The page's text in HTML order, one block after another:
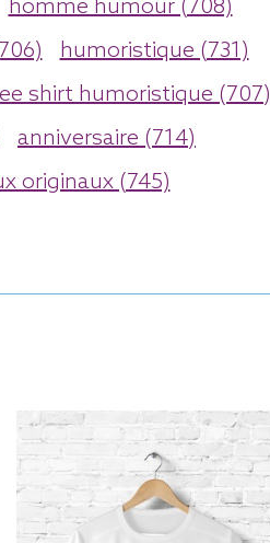
homme humour (708)
humoristique (731)
shirt humoristique (707)
anniversaire (714)
originaux (745)